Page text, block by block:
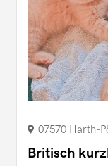
07570 Harth-
Britisch